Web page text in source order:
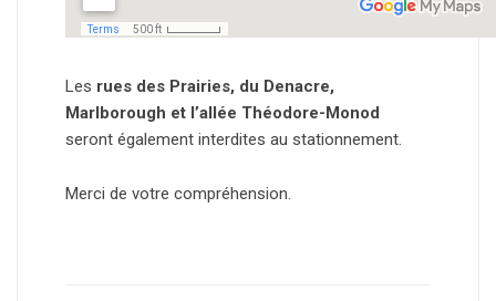
Les rues des Prairies, du Denacre,
Marlborough et l’allée Théodore-Monod
seront également interdites au stationnement.
Merci de votre compréhension.